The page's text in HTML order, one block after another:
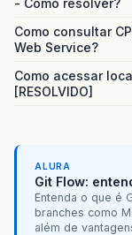
Como consultar
Web Service?
Como acessar
[RESOLVIDO]
ALURA
Git Flow:
Entenda o que é
branches como
além de